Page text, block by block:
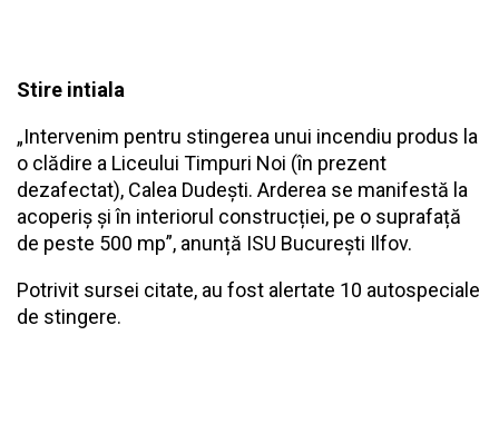
Stire intiala
„Intervenim pentru stingerea unui incendiu produs la
o clădire a Liceului Timpuri Noi (în prezent
dezafectat), Calea Dudești. Arderea se manifestă la
acoperiș și în interiorul construcției, pe o suprafață
de peste 500 mp”, anunță ISU București Ilfov.
Potrivit sursei citate, au fost alertate 10 autospeciale
de stingere.